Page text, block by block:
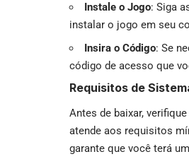
Instale o Jogo: Siga
instalar o jogo em seu
Insira o Código: Se
código de acesso que
Requisitos de
Antes de baixar,
atende aos requisitos
garante que você terá